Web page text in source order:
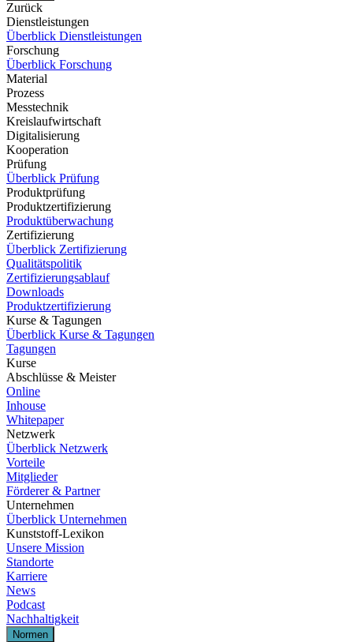
Zurück
Dienstleistungen
Überblick Dienstleistungen
Forschung
Überblick Forschung
Material
Prozess
Messtechnik
Kreislaufwirtschaft
Digitalisierung
Kooperation
Prüfung
Überblick Prüfung
Produktprüfung
Produktzertifizierung
Produktüberwachung
Zertifizierung
Überblick Zertifizierung
Qualitätspolitik
Zertifizierungsablauf
Downloads
Produktzertifizierung
Kurse & Tagungen
Überblick Kurse & Tagungen
Tagungen
Kurse
Abschlüsse & Meister
Online
Inhouse
Whitepaper
Netzwerk
Überblick Netzwerk
Vorteile
Mitglieder
Förderer & Partner
Unternehmen
Überblick Unternehmen
Kunststoff-Lexikon
Unsere Mission
Standorte
Karriere
News
Podcast
Nachhaltigkeit
Normen